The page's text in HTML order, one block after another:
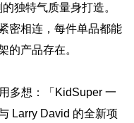
独特气质量身打造。
密相连，每件单品都能
的产品存在。
多想：「KidSuper 一
Larry David 的全新项